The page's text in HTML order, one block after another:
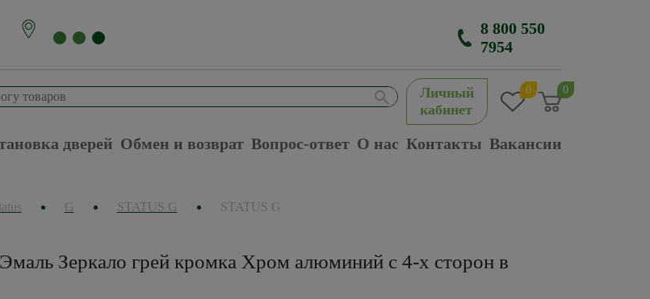
8 800 550
7954
Личный
кабинет
0 0
дверей Обмен и возврат Вопрос-ответ О нас Контакты Вакансии
G STATUS G STATUS G
Зеркало грей кромка Хром алюминий с 4-х сторон в